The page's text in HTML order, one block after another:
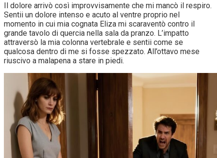
Il dolore arrivò così improvvisamente che mi mancò il respiro.
Sentii un dolore intenso e acuto al ventre proprio nel
momento in cui mia cognata Eliza mi scaraventò contro il
grande tavolo di quercia nella sala da pranzo. L’impatto
attraversò la mia colonna vertebrale e sentii come se
qualcosa dentro di me si fosse spezzato. All’ottavo mese
riuscivo a malapena a stare in piedi.